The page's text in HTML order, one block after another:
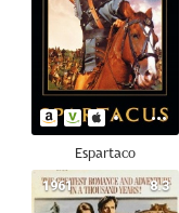
Espartaco
8.3
1961